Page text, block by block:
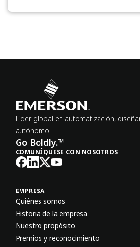
Líder global en automatización,
autónomo.
Go Boldly.™
COMUNÍQUESE CON NOSOTROS
EMPRESA
Quiénes somos
Historia de la empresa
Nuestro propósito
Premios y reconocimiento